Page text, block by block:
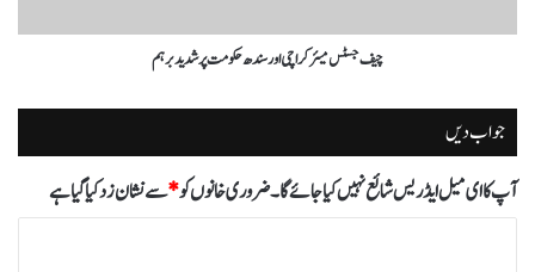
چیف جسٹس میئر کراچی اور سندھ حکومت پر شدید برہم
جواب دیں
آپ کا ای میل ایڈریس شائع نہیں کیا جائے گا۔ضروری خانوں کو*سے نشان زد کیا گیا ہے